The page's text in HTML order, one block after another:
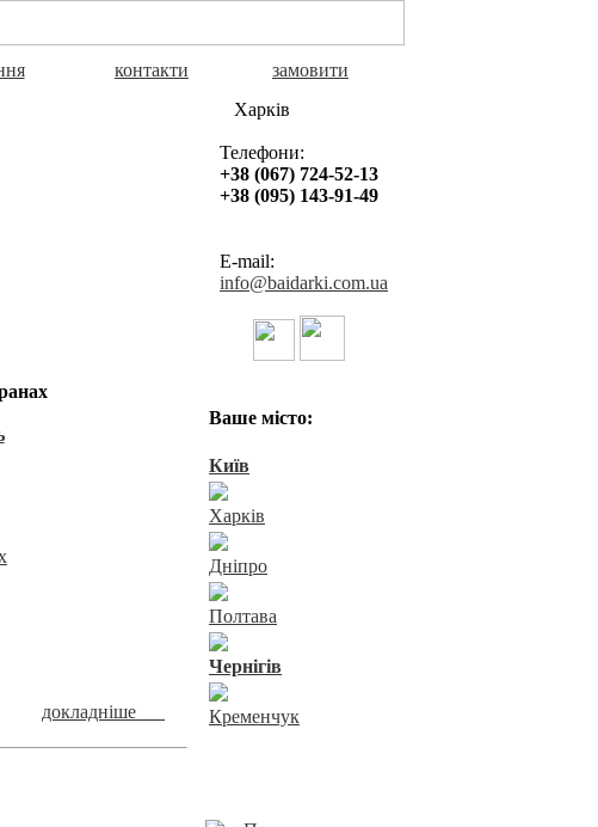
контакти
замовити
Харків
Телефони:
+38 (067) 724-52-13
+38 (095) 143-91-49
E-mail:
info@baidarki.com.ua
докладніше
Ваше місто:
Київ
Харків
Дніпро
Полтава
Чернiгiв
Кременчук